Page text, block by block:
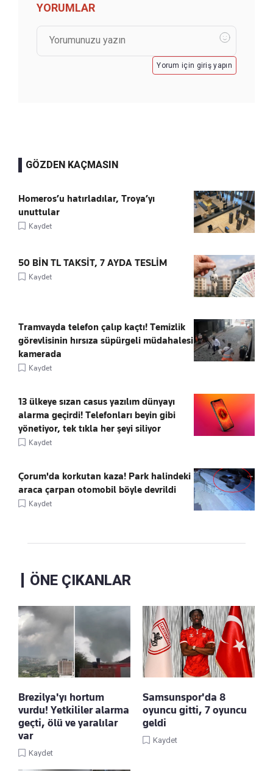
YORUMLAR
Yorum için giriş yapın
GÖZDEN KAÇMASIN
Homeros’u hatırladılar, Troya’yı
unuttular
Kaydet
50 BİN TL TAKSİT, 7 AYDA TESLİM
Kaydet
Tramvayda telefon çalıp kaçtı! Temizlik
görevlisinin hırsıza süpürgeli müdahalesi
kamerada
Kaydet
13 ülkeye sızan casus yazılım dünyayı
alarma geçirdi! Telefonları beyin gibi
yönetiyor, tek tıkla her şeyi siliyor
Kaydet
Çorum'da korkutan kaza! Park halindeki
araca çarpan otomobil böyle devrildi
Kaydet
ÖNE ÇIKANLAR
Brezilya'yı hortum
vurdu! Yetkililer alarma
geçti, ölü ve yaralılar
var
Kaydet
Samsunspor'da 8
oyuncu gitti, 7 oyuncu
geldi
Kaydet